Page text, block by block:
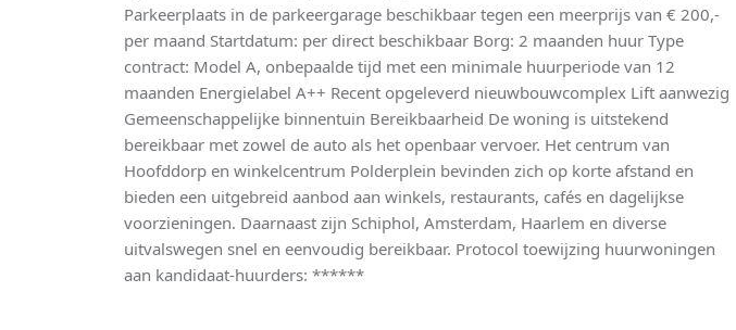
Parkeerplaats in de parkeergarage beschikbaar tegen een meerprijs van € 200,-
per maand Startdatum: per direct beschikbaar Borg: 2 maanden huur Type
contract: Model A, onbepaalde tijd met een minimale huurperiode van 12
maanden Energielabel A++ Recent opgeleverd nieuwbouwcomplex Lift aanwezig
Gemeenschappelijke binnentuin Bereikbaarheid De woning is uitstekend
bereikbaar met zowel de auto als het openbaar vervoer. Het centrum van
Hoofddorp en winkelcentrum Polderplein bevinden zich op korte afstand en
bieden een uitgebreid aanbod aan winkels, restaurants, cafés en dagelijkse
voorzieningen. Daarnaast zijn Schiphol, Amsterdam, Haarlem en diverse
uitvalswegen snel en eenvoudig bereikbaar. Protocol toewijzing huurwoningen
aan kandidaat-huurders: ******